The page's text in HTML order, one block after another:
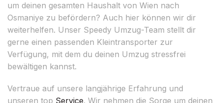
um deinen gesamten Haushalt von Wien nach
Osmaniye zu befördern? Auch hier können wir dir
weiterhelfen. Unser Speedy Umzug-Team stellt dir
gerne einen passenden Kleintransporter zur
Verfügung, mit dem du deinen Umzug stressfrei
bewältigen kannst.
Vertraue auf unsere langjährige Erfahrung und
unseren top Service. Wir nehmen die Sorge um deinen